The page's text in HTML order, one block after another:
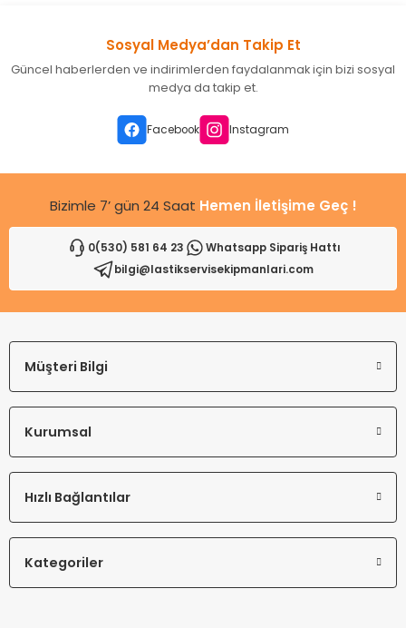
Ürün resmi kalitesiz, bozuk veya görüntülenemiyor.
Ürün açıklamasında eksik bilgiler bulunuyor.
Ürün fiyatı diğer sitelerden daha pahalı.
Gönder
Sosyal Medya’dan Takip Et
Güncel haberlerden ve indirimlerden faydalanmak için bizi sosyal
medya da takip et.
Facebook Instagram
Bizimle 7’ gün 24 Saat Hemen İletişime Geç !
0(530) 581 64 23
Whatsapp Sipariş Hattı
bilgi@lastikservisekipmanlari.com
Müşteri Bilgi
Kurumsal
Hızlı Bağlantılar
Kategoriler